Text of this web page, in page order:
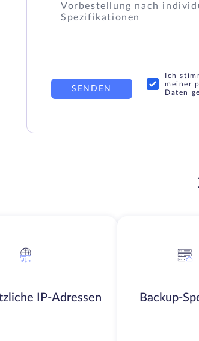
Ich
meiner
Daten
SENDEN
IP-Adressen Backup-